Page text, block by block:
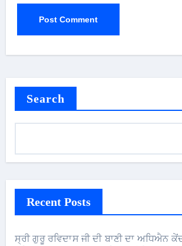
Search
Recent Posts
ਸ੍ਰੀ ਗੁਰੂ ਰਵਿਦਾਸ ਜੀ ਦੀ ਬਾਣੀ ਦਾ ਅਧਿਐਨ